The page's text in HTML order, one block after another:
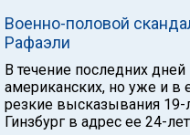
Военно-половой
Рафаэли
В течение последних
американских, но уже и
резкие высказывания 19-
Гинзбург в адрес ее 24-